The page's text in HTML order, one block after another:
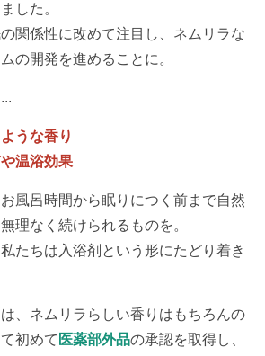
した。
関係性に改めて注目し、ネムリラな
の開発を進めることに。
うな香り
温浴効果
風呂時間から眠りにつく前まで自然
理なく続けられるものを。
たちは入浴剤という形にたどり着き
、ネムリラらしい香りはもちろんの
初めて 医薬部外品の承認を取得し、